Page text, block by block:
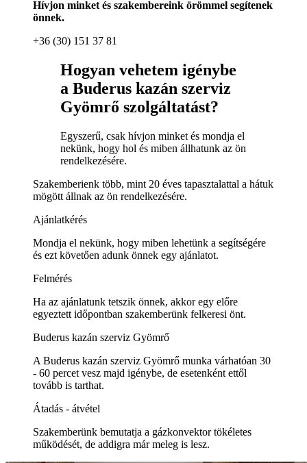
Hívjon minket és szakembereink örömmel segítenek
önnek.
+36 (30) 151 37 81
Hogyan vehetem igénybe
a Buderus kazán szerviz
Gyömrő szolgáltatást?
Egyszerű, csak hívjon minket és mondja el
nekünk, hogy hol és miben állhatunk az ön
rendelkezésére.
Szakemberienk több, mint 20 éves tapasztalattal a hátuk
mögött állnak az ön rendelkezésére.
Ajánlatkérés
Mondja el nekünk, hogy miben lehetünk a segítségére
és ezt követően adunk önnek egy ajánlatot.
Felmérés
Ha az ajánlatunk tetszik önnek, akkor egy előre
egyeztett időpontban szakemberünk felkeresi önt.
Buderus kazán szerviz Gyömrő
A Buderus kazán szerviz Gyömrő munka várhatóan 30
- 60 percet vesz majd igénybe, de esetenként ettől
tovább is tarthat.
Átadás - átvétel
Szakemberünk bemutatja a gázkonvektor tökéletes
működését, de addigra már meleg is lesz.